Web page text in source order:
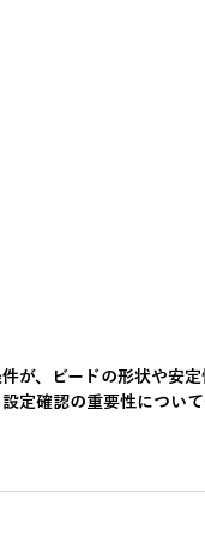
が、ビードの形状や安定
定確認の重要性について